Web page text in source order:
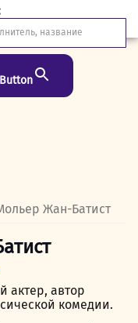
Жан-Батист
актер, автор
комедии.